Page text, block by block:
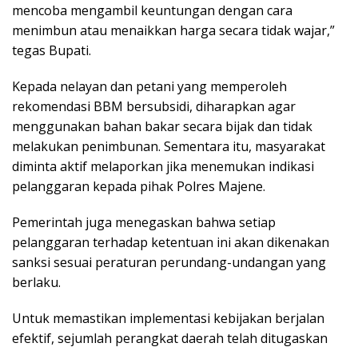
mencoba mengambil keuntungan dengan cara
menimbun atau menaikkan harga secara tidak wajar,”
tegas Bupati.
Kepada nelayan dan petani yang memperoleh
rekomendasi BBM bersubsidi, diharapkan agar
menggunakan bahan bakar secara bijak dan tidak
melakukan penimbunan. Sementara itu, masyarakat
diminta aktif melaporkan jika menemukan indikasi
pelanggaran kepada pihak Polres Majene.
Pemerintah juga menegaskan bahwa setiap
pelanggaran terhadap ketentuan ini akan dikenakan
sanksi sesuai peraturan perundang-undangan yang
berlaku.
Untuk memastikan implementasi kebijakan berjalan
efektif, sejumlah perangkat daerah telah ditugaskan